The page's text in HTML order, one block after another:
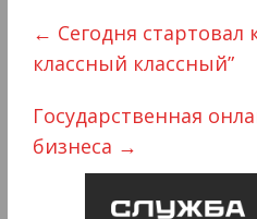
← Сегодня стартовал
классный классный”
Государственная
бизнеса →